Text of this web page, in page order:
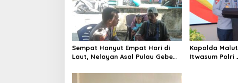
i
g
a
t
i
o
Sempat Hanyut Empat Hari di
Laut, Nelayan Asal Pulau Gebe
Tawakali Morotai Utara
Kapolda
Itwasum Polri